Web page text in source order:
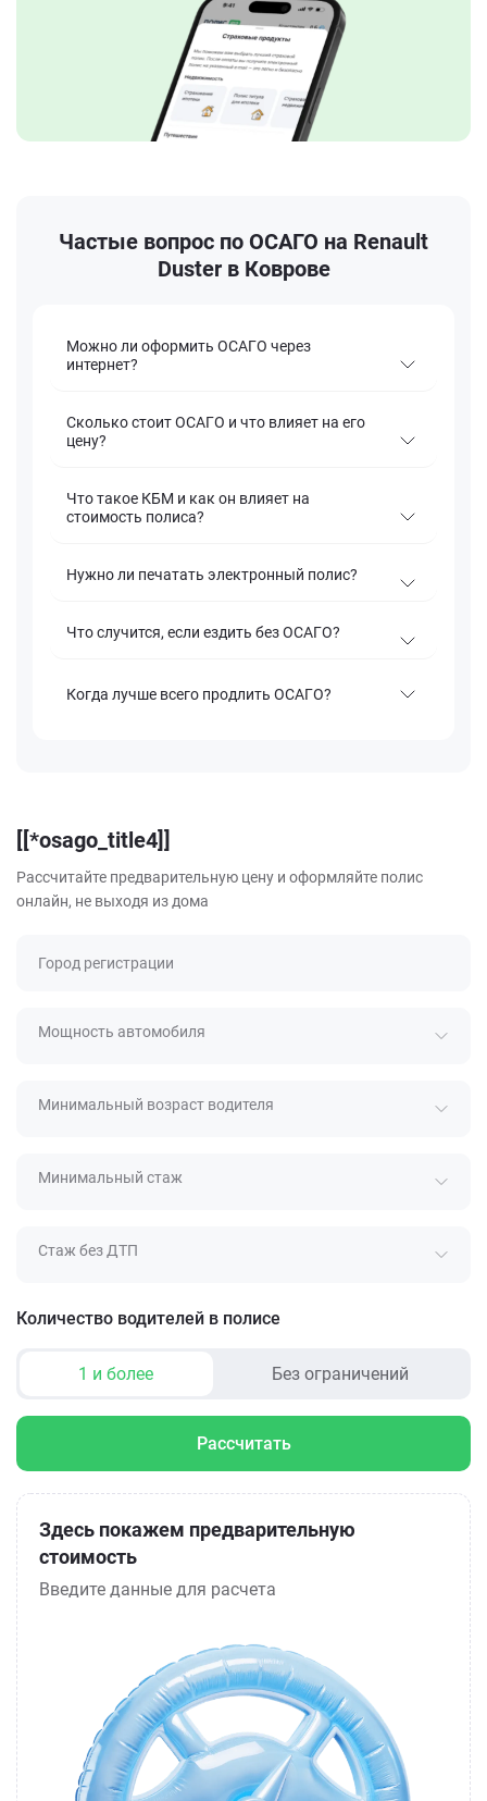
Частые вопрос по ОСАГО на Renault
Duster в Коврове
Можно ли оформить ОСАГО через
интернет?
Сколько стоит ОСАГО и что влияет на его
цену?
Что такое КБМ и как он влияет на
стоимость полиса?
Нужно ли печатать электронный полис?
Что случится, если ездить без ОСАГО?
Когда лучше всего продлить ОСАГО?
[[*osago_title4]]
Рассчитайте предварительную цену и оформляйте полис
онлайн, не выходя из дома
Город регистрации
Мощность автомобиля
Минимальный возраст водителя
Минимальный стаж
Стаж без ДТП
Количество водителей в полисе
1 и более Без ограничений
Рассчитать
Здесь покажем предварительную
стоимость
Введите данные для расчета